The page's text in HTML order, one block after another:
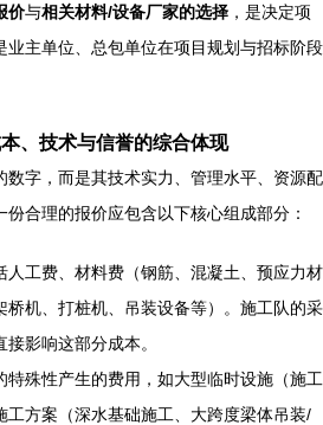
价与相关材料/设备厂家的选择 ，是决定项
业主单位、总包单位在项目规划与招标阶段
、技术与信誉的综合体现
数字，而是其技术实力、管理水平、资源配
合理的报价应包含以下核心组成部分：
人工费、材料费（钢筋、混凝土、预应力材
桥机、打桩机、吊装设备等）。施工队的采
影响这部分成本。
特殊性产生的费用，如大型临时设施（施工
工方案（深水基础施工、大跨度梁体吊装/